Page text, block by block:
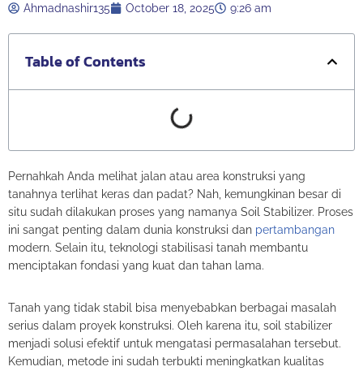
Ahmadnashir135 October 18, 2025 9:26 am
Table of Contents
Pernahkah Anda melihat jalan atau area konstruksi yang
tanahnya terlihat keras dan padat? Nah, kemungkinan besar di
situ sudah dilakukan proses yang namanya Soil Stabilizer. Proses
ini sangat penting dalam dunia konstruksi dan pertambangan
modern. Selain itu, teknologi stabilisasi tanah membantu
menciptakan fondasi yang kuat dan tahan lama.
Tanah yang tidak stabil bisa menyebabkan berbagai masalah
serius dalam proyek konstruksi. Oleh karena itu, soil stabilizer
menjadi solusi efektif untuk mengatasi permasalahan tersebut.
Kemudian, metode ini sudah terbukti meningkatkan kualitas